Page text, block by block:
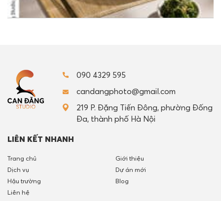
090 4329 595
candangphoto@gmail.com
219 P. Đặng Tiến Đông, phường Đống
Đa, thành phố Hà Nội
LIÊN KẾT NHANH
Trang chủ
Giới thiệu
Dịch vụ
Dự án mới
Hậu trường
Blog
Liên hệ